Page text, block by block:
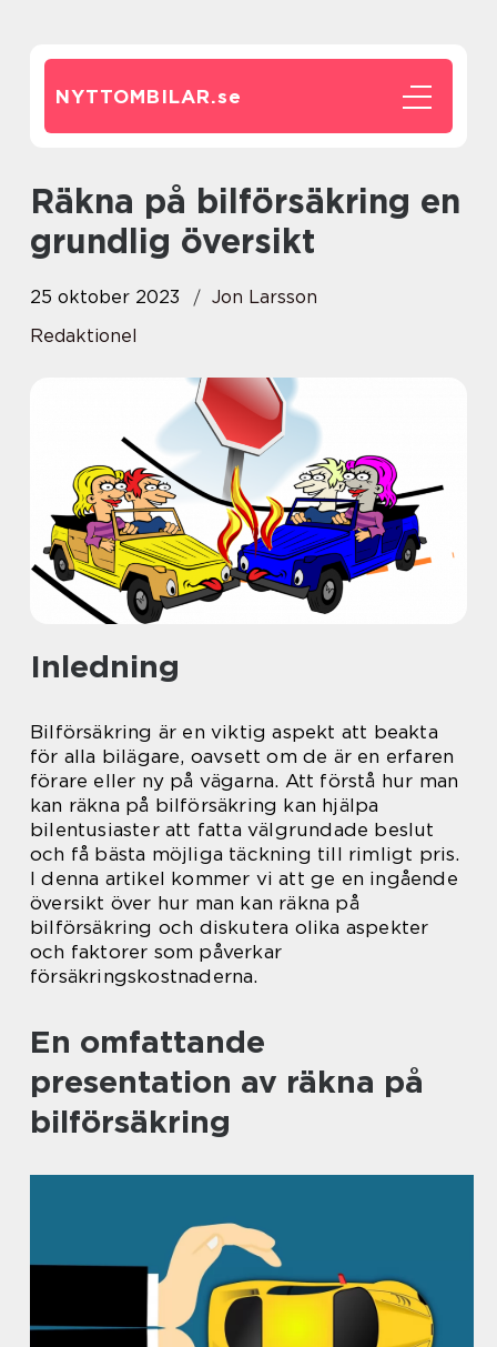
NYTTOMBILAR.se
Räkna på bilförsäkring en
grundlig översikt
25 oktober 2023
Jon Larsson
Redaktionel
Inledning
Bilförsäkring är en viktig aspekt att beakta
för alla bilägare, oavsett om de är en erfaren
förare eller ny på vägarna. Att förstå hur man
kan räkna på bilförsäkring kan hjälpa
bilentusiaster att fatta välgrundade beslut
och få bästa möjliga täckning till rimligt pris.
I denna artikel kommer vi att ge en ingående
översikt över hur man kan räkna på
bilförsäkring och diskutera olika aspekter
och faktorer som påverkar
försäkringskostnaderna.
En omfattande
presentation av räkna på
bilförsäkring